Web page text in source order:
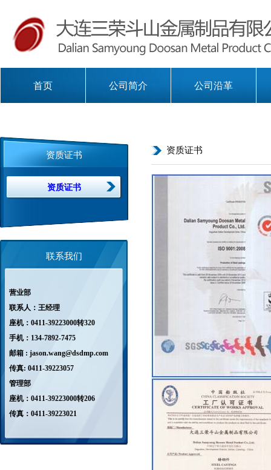
首页 公司简介 公司沿革
资质证书
资质证书
联系我们
营业部
联系人：王经理
座机：0411-39223000转320
手机：134-7892-7475
邮箱 : jason.wang@dsdmp.com
传真: 0411-39223057
管理部
座机： 0411-39223000转206
传真：0411-39223021
资质证书